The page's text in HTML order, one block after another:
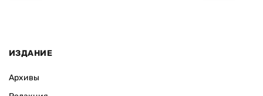
ИЗДАНИЕ
Архивы